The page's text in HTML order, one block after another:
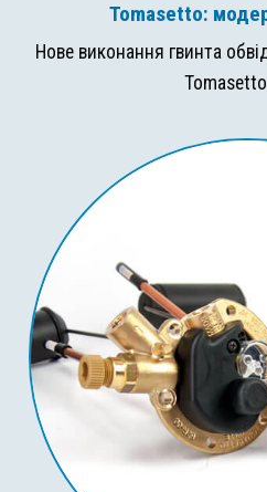
Tomasetto:
Нове виконання гвинта